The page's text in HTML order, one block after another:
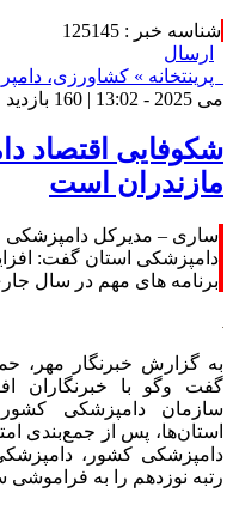
شناسه خبر : 125145
ارسال
پرینتخانه » کشاورزی،
می 2025 - 13:02 |
160 بازدید
شکوفایی اقتصاد
مازندران است
ساری – مدیرکل دامپزشکی
دامپزشکی استان گفت:
برنامه های مهم در سال
به گزارش خبرنگار مهر،
گفت وگو با خبرنگاران
سازمان دامپزشکی
استان‌ها، پس از جمع‌بندی
رتبه نوزدهم را به